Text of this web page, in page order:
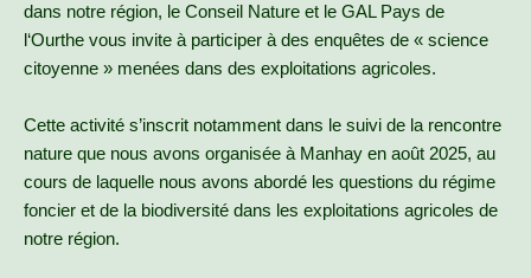
dans notre région, le Conseil Nature et le GAL Pays de
l‘Ourthe vous invite à participer à des enquêtes de « science
citoyenne » menées dans des exploitations agricoles.
Cette activité s’inscrit notamment dans le suivi de la rencontre
nature que nous avons organisée à Manhay en août 2025, au
cours de laquelle nous avons abordé les questions du régime
foncier et de la biodiversité dans les exploitations agricoles de
notre région.